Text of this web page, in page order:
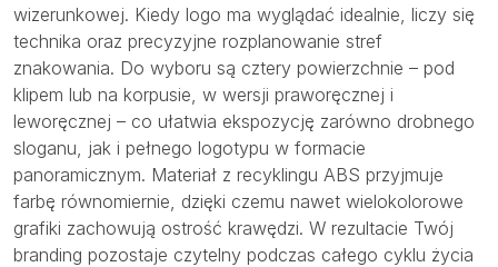
wizerunkowej. Kiedy logo ma wyglądać idealnie, liczy się
technika oraz precyzyjne rozplanowanie stref
znakowania. Do wyboru są cztery powierzchnie – pod
klipem lub na korpusie, w wersji praworęcznej i
leworęcznej – co ułatwia ekspozycję zarówno drobnego
sloganu, jak i pełnego logotypu w formacie
panoramicznym. Materiał z recyklingu ABS przyjmuje
farbę równomiernie, dzięki czemu nawet wielokolorowe
grafiki zachowują ostrość krawędzi. W rezultacie Twój
branding pozostaje czytelny podczas całego cyklu życia